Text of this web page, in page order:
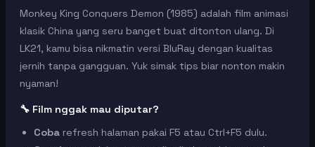
Monkey King Conquers Demon (1985) adalah film animasi
klasik China yang seru banget buat ditonton ulang. Di
LK21, kamu bisa nikmatin versi BluRay dengan kualitas
jernih tanpa gangguan. Yuk simak tips biar nonton makin
nyaman!
🔧 Film nggak mau diputar?
Coba refresh halaman pakai F5 atau Ctrl+F5 dulu.